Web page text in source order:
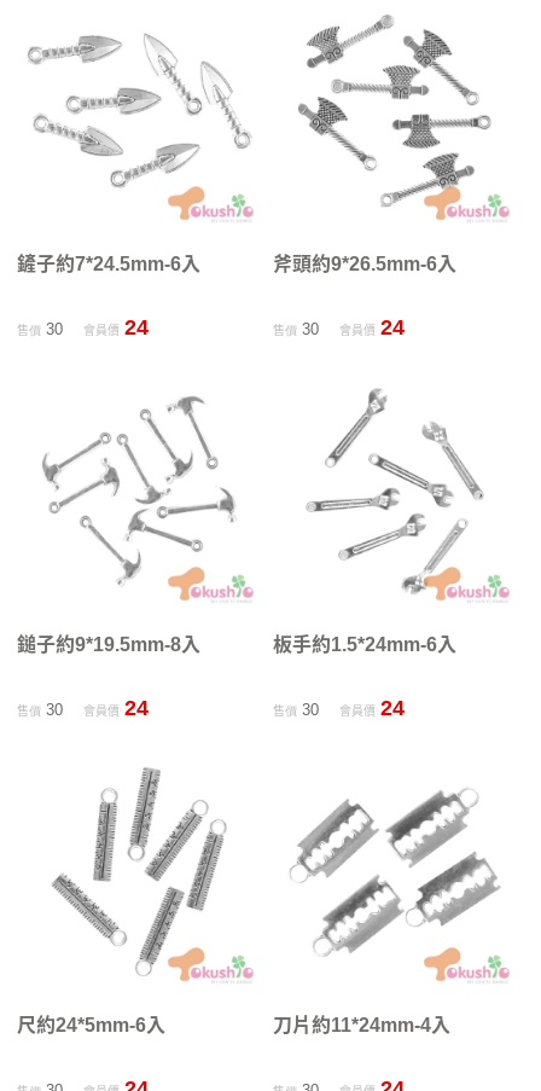
鏟子約7*24.5mm-6入
售價30 會員價 24
斧頭約9*26.5mm-6入
售價 30 會員價 24
鎚子約9*19.5mm-8入
售價30 會員價 24
板手約1.5*24mm-6入
售價 30 會員價 24
尺約24*5mm-6入 刀片約11*24mm-4入